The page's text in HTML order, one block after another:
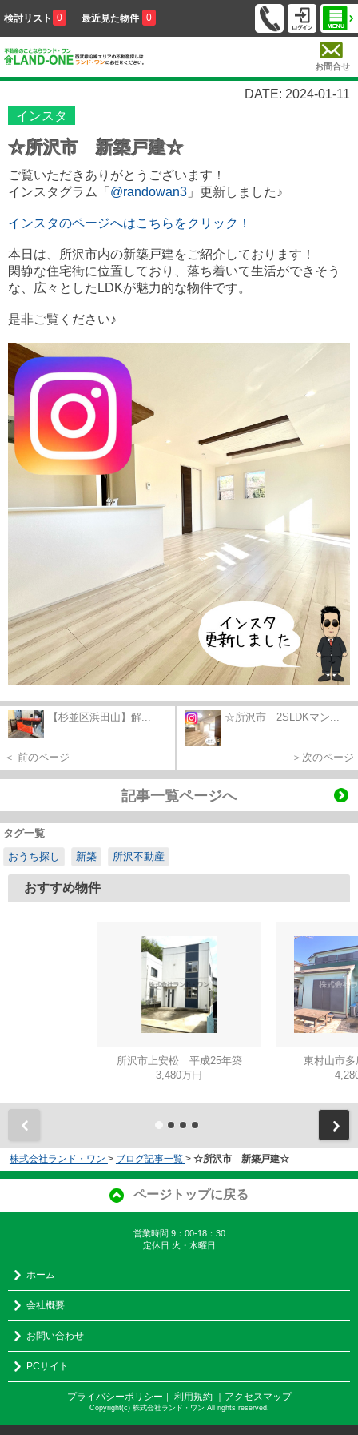
検討リスト 0 最近見た物件 0
お問合せ
DATE: 2024-01-11
インスタ
☆所沢市 新築戸建☆
ご覧いただきありがとうございます！
インスタグラム「 @randowan3 」更新しました♪
インスタのページへはこちらをクリック！
本日は、所沢市内の新築戸建をご紹介しております！
閑静な住宅街に位置しており、落ち着いて生活ができそう
な、
広々としたLDKが魅力的な物件です。
是非ご覧ください♪
【杉並区浜田山】解...
＜ 前のページ
☆所沢市 2SLDKマン...
＞次のページ
記事一覧ページへ
タグ一覧
おうち探し
新築 所沢不動産
おすすめ物件
所沢市上安松 平成25年築
3,480万円
東村山市
株式会社ランド・ワン > ブログ記事一覧 > ☆所沢市 新築戸建☆
ページトップに戻る
営業時間:9：00-18：30
定休日:火・水曜日
ホーム
会社概要
お問い合わせ
PCサイト
プライバシーポリシー ｜ 利用規約 ｜アクセスマップ
Copyright(c) 株式会社ランド・ワン All rights reserved.